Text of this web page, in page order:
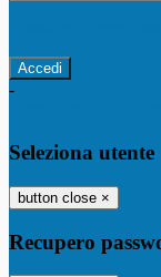
-
Seleziona utente
button close ×
Recupero